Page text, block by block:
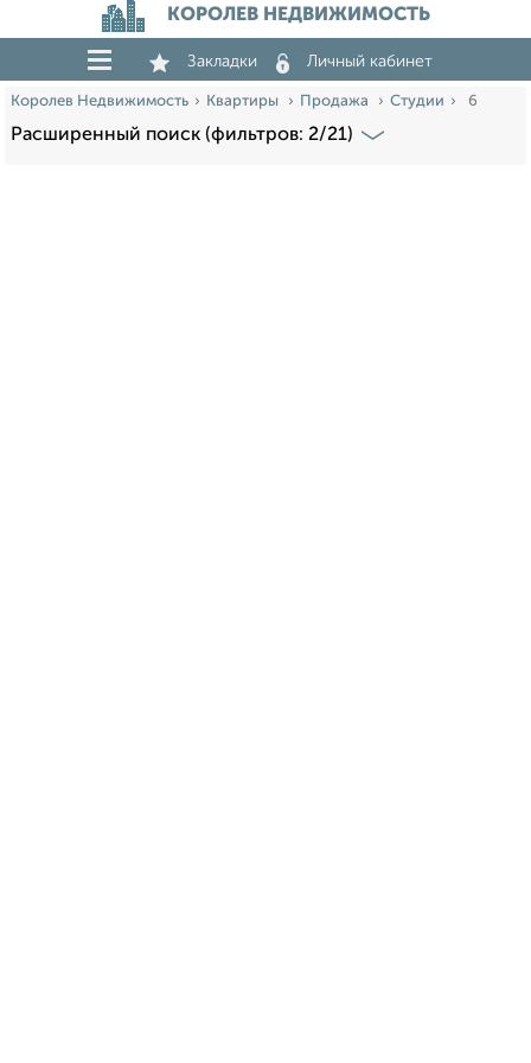
КОРОЛЕВ НЕДВИЖИМОСТЬ
Закладки Личный кабинет
Королев Недвижимость Квартиры Продажа Студии 6
Расширенный поиск (фильтров: 2/21)